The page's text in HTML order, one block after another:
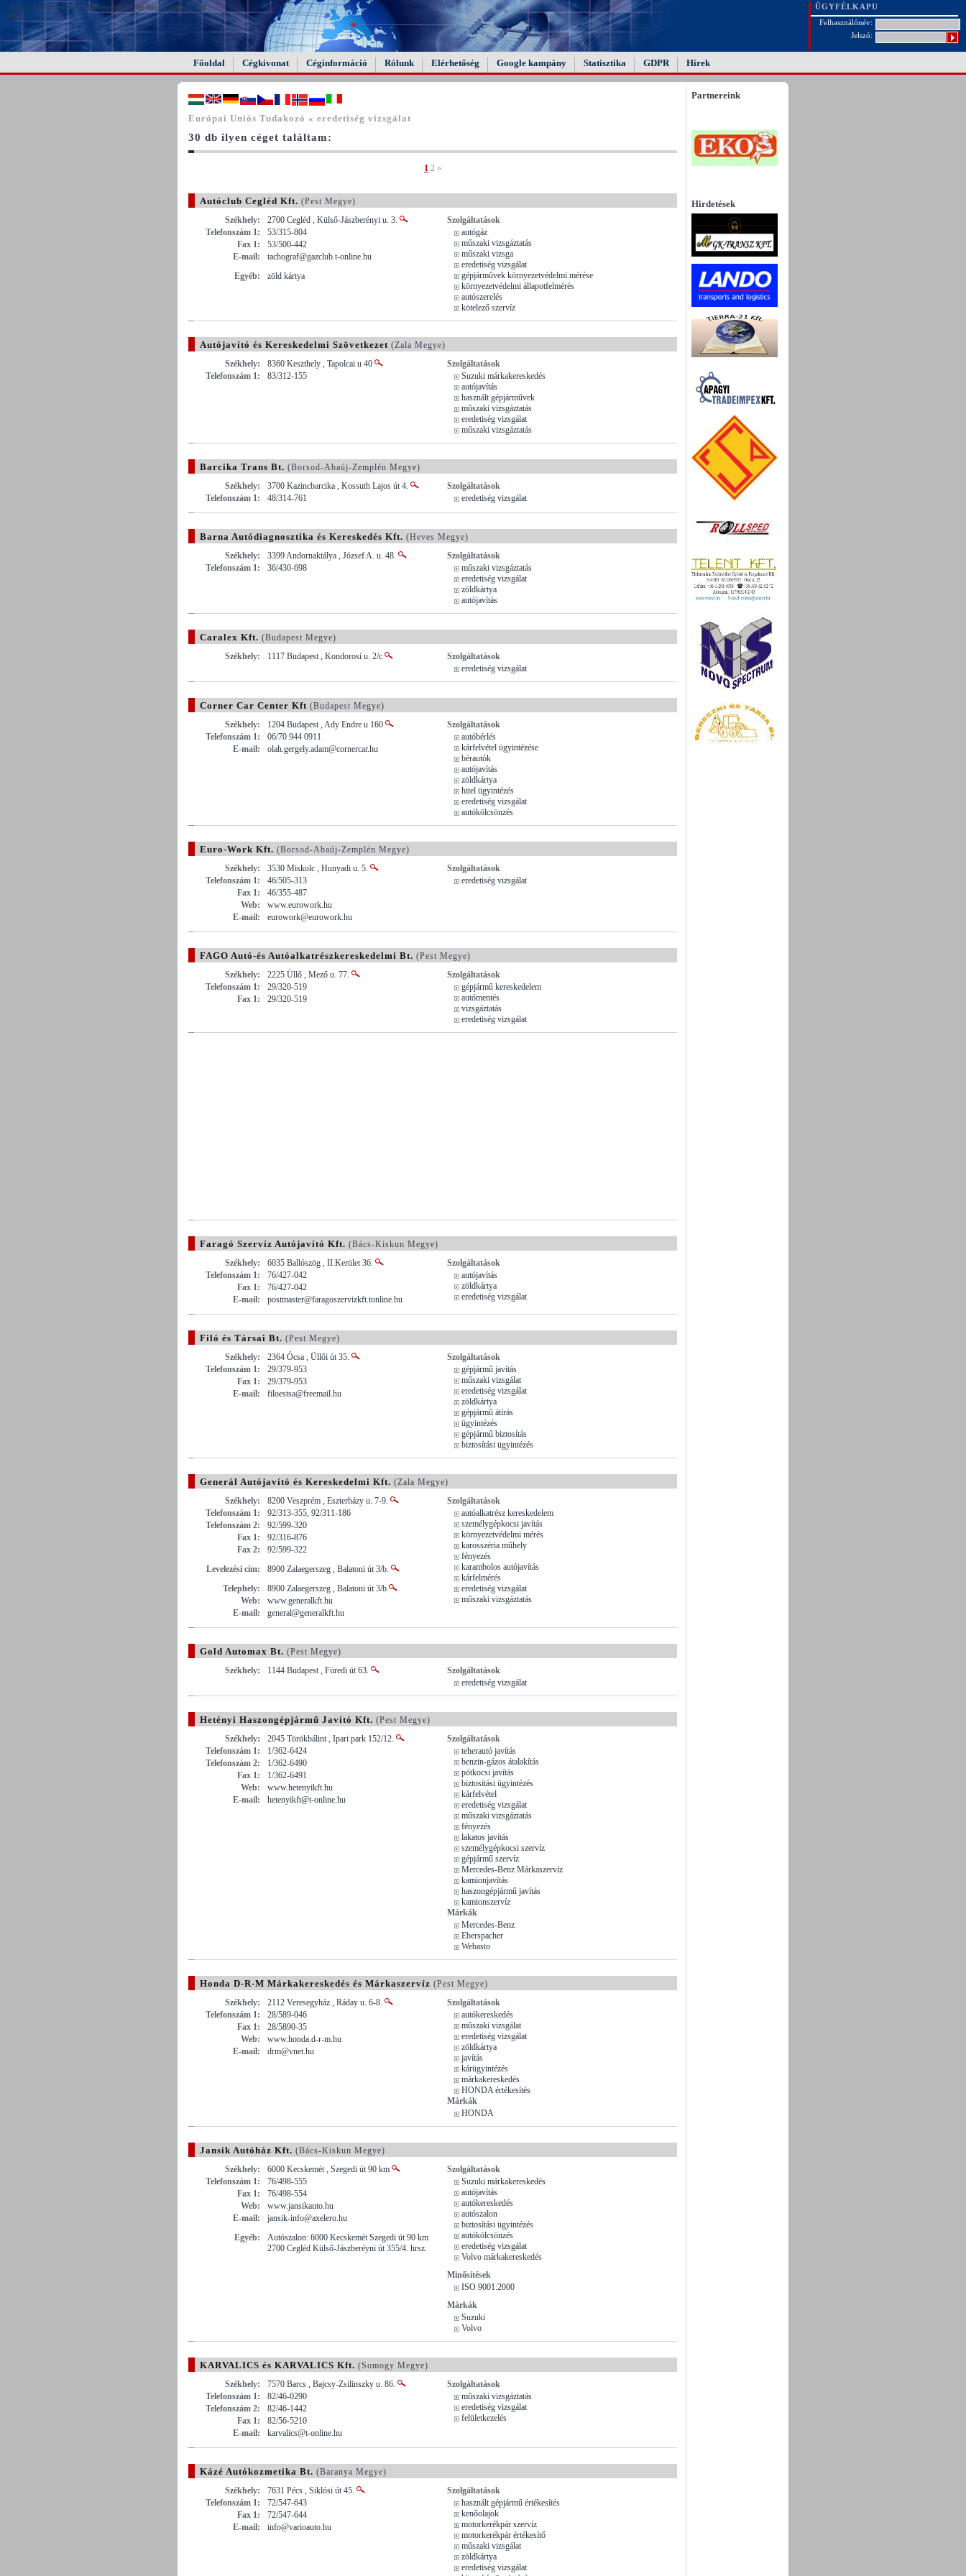
FAIL (the browser should render some flash content, not
this).
ÜGYFÉLKAPU
Felhasználónév:
Jelszó:
Főoldal Cégkivonat Céginformáció Rólunk Elérhetőség Google kampány Statisztika GDPR Hírek
Európai Uniós Tudakozó « eredetiség vizsgálat
30 db ilyen céget találtam:
1 2 »
Autóclub Cegléd Kft. (Pest Megye)
Székhely:
2700 Cegléd , Külső-Jászberényi u. 3.
Telefonszám 1:
53/315-804
Fax 1:
53/500-442
E-mail:
tachograf@gazclub.t-online.hu
Egyéb:
zöld kártya
Szolgáltatások
autógáz
műszaki vizsgáztatás
műszaki vizsga
eredetiség vizsgálat
gépjárművek környezetvédelmi mérése
környezetvédelmi állapotfelmérés
autószerelés
kötelező szervíz
Autójavító és Kereskedelmi Szövetkezet (Zala Megye)
Székhely:
8360 Keszthely , Tapolcai u 40
Telefonszám 1:
83/312-155
Szolgáltatások
Suzuki márkakereskedés
autójavítás
használt gépjárművek
műszaki vizsgáztatás
eredetiség vizsgálat
műszaki vizsgáztatás
Barcika Trans Bt. (Borsod-Abaúj-Zemplén Megye)
Székhely:
3700 Kazincbarcika , Kossuth Lajos út 4.
Telefonszám 1:
48/314-761
Szolgáltatások
eredetiség vizsgálat
Barna Autódiagnosztika és Kereskedés Kft. (Heves Megye)
Székhely:
3399 Andornaktálya , József A. u. 48.
Telefonszám 1:
36/430-698
Szolgáltatások
műszaki vizsgáztatás
eredetiség vizsgálat
zöldkártya
autójavítás
Caralex Kft. (Budapest Megye)
Székhely:
1117 Budapest , Kondorosi u. 2/c
Szolgáltatások
eredetiség vizsgálat
Corner Car Center Kft (Budapest Megye)
Székhely:
1204 Budapest , Ady Endre u 160
Telefonszám 1:
06/70 944 0911
E-mail:
olah.gergely.adam@cornercar.hu
Szolgáltatások
autóbérlés
kárfelvétel ügyintézése
bérautók
autójavítás
zöldkártya
hitel ügyintézés
eredetiség vizsgálat
autókölcsönzés
Euro-Work Kft. (Borsod-Abaúj-Zemplén Megye)
Székhely:
3530 Miskolc , Hunyadi u. 5.
Telefonszám 1:
46/505-313
Fax 1:
46/355-487
Web:
www.eurowork.hu
E-mail:
eurowork@eurowork.hu
Szolgáltatások
eredetiség vizsgálat
FAGO Autó-és Autóalkatrészkereskedelmi Bt. (Pest Megye)
Székhely:
2225 Üllő , Mező u. 77.
Telefonszám 1:
29/320-519
Fax 1:
29/320-519
Szolgáltatások
gépjármű kereskedelem
autómentés
vizsgáztatás
eredetiség vizsgálat
Faragó Szervíz Autójavító Kft. (Bács-Kiskun Megye)
Székhely:
6035 Ballószög , II.Kerület 36.
Telefonszám 1:
76/427-042
Fax 1:
76/427-042
E-mail:
postmaster@faragoszervizkft.tonline.hu
Szolgáltatások
autójavítás
zöldkártya
eredetiség vizsgálat
Filó és Társai Bt. (Pest Megye)
Székhely:
2364 Ócsa , Üllői út 35.
Telefonszám 1:
29/379-953
Fax 1:
29/379-953
E-mail:
filoestsa@freemail.hu
Szolgáltatások
gépjármű javítás
műszaki vizsgálat
eredetiség vizsgálat
zöldkártya
gépjármű átírás
ügyintézés
gépjármű biztosítás
biztosítási ügyintézés
Generál Autójavító és Kereskedelmi Kft. (Zala Megye)
Székhely:
8200 Veszprém , Eszterházy u. 7-9.
Telefonszám 1:
92/313-355, 92/311-186
Telefonszám 2:
92/599-320
Fax 1:
92/316-876
Fax 2:
92/599-322
Levelezési cím:
8900 Zalaegerszeg , Balatoni út 3/b.
Telephely:
8900 Zalaegerszeg , Balatoni út 3/b
Web:
www.generalkft.hu
E-mail:
general@generalkft.hu
Szolgáltatások
autóalkatrész kereskedelem
személygépkocsi javítás
környezetvédelmi mérés
karosszéria műhely
fényezés
karambolos autójavítás
kárfelmérés
eredetiség vizsgálat
műszaki vizsgáztatás
Gold Automax Bt. (Pest Megye)
Székhely:
1144 Budapest , Füredi út 63.
Szolgáltatások
eredetiség vizsgálat
Hetényi Haszongépjármű Javító Kft. (Pest Megye)
Székhely:
2045 Törökbálint , Ipari park 152/12.
Telefonszám 1:
1/362-6424
Telefonszám 2:
1/362-6490
Fax 1:
1/362-6491
Web:
www.hetenyikft.hu
E-mail:
hetenyikft@t-online.hu
Szolgáltatások
teherautó javítás
benzin-gázos átalakítás
pótkocsi javítás
biztosítási ügyintézés
kárfelvétel
eredetiség vizsgálat
műszaki vizsgáztatás
fényezés
lakatos javítás
személygépkocsi szervíz
gépjármű szervíz
Mercedes-Benz Márkaszervíz
kamionjavítás
haszongépjármű javítás
kamionszervíz
Márkák
Mercedes-Benz
Eberspacher
Webasto
Honda D-R-M Márkakereskedés és Márkaszervíz (Pest Megye)
Székhely:
2112 Veresegyház , Ráday u. 6-8.
Telefonszám 1:
28/589-046
Fax 1:
28/5890-35
Web:
www.honda.d-r-m.hu
E-mail:
drm@vnet.hu
Szolgáltatások
autókereskedés
műszaki vizsgálat
eredetiség vizsgálat
zöldkártya
javítás
kárügyintézés
márkakereskedés
HONDA értékesítés
Márkák
HONDA
Jansik Autóház Kft. (Bács-Kiskun Megye)
Székhely:
6000 Kecskemét , Szegedi út 90 km
Telefonszám 1:
76/498-555
Fax 1:
76/498-554
Web:
www.jansikauto.hu
E-mail:
jansik-info@axelero.hu
Egyéb:
Autószalon: 6000 Kecskemét Szegedi út 90 km
2700 Cegléd Külső-Jászberéyni út 355/4. hrsz.
Szolgáltatások
Suzuki márkakereskedés
autójavítás
autókereskedés
autószalon
biztosítási ügyintézés
autókölcsönzés
eredetiség vizsgálat
Volvo márkakereskedés
Minősítések
ISO 9001:2000
Márkák
Suzuki
Volvo
KARVALICS és KARVALICS Kft. (Somogy Megye)
Székhely:
7570 Barcs , Bajcsy-Zsilinszky u. 86.
Telefonszám 1:
82/46-0290
Telefonszám 2:
82/46-1442
Fax 1:
82/56-5210
E-mail:
karvalics@t-online.hu
Szolgáltatások
műszaki vizsgáztatás
eredetiség vizsgálat
felületkezelés
Kázé Autókozmetika Bt. (Baranya Megye)
Székhely:
7631 Pécs , Siklósi út 45.
Telefonszám 1:
72/547-643
Fax 1:
72/547-644
E-mail:
info@varioauto.hu
Szolgáltatások
használt gépjármű értékesítés
kenőolajok
motorkerékpár szervíz
motorkerékpár értékesítő
műszaki vizsgálat
zöldkártya
eredetiség vizsgálat
Partnereink
Hirdetések